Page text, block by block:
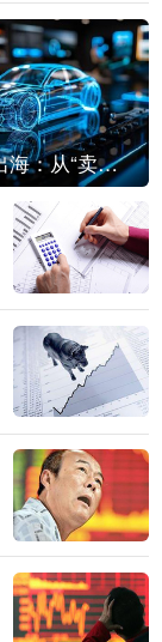
中国汽车出海：从“卖出去”到“走进去”